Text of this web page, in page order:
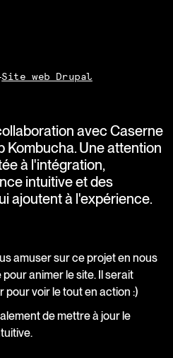
Site web Drupal
avec Caserne
Kombucha. Une attention
à l'intégration,
intuitive et des
ajoutent à l'expérience.
amuser sur ce projet en nous
animer le site. Il serait
pour voir le tout en action :)
de mettre à jour le